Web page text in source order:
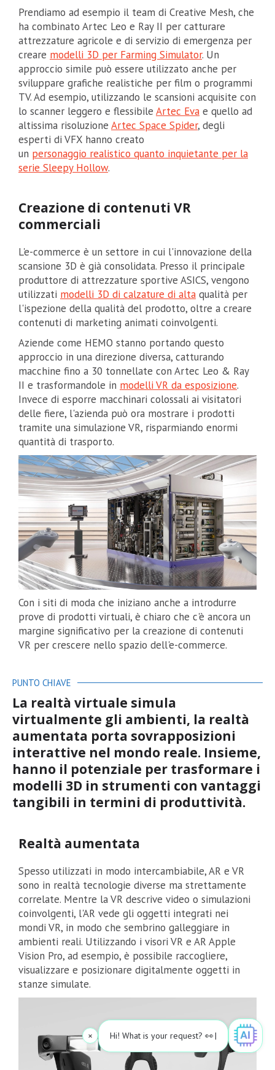
Prendiamo ad esempio il team di Creative Mesh, che
ha combinato Artec Leo e Ray II per catturare
attrezzature agricole e di servizio di emergenza per
creare modelli 3D per Farming Simulator. Un
approccio simile può essere utilizzato anche per
sviluppare grafiche realistiche per film o programmi
TV. Ad esempio, utilizzando le scansioni acquisite con
lo scanner leggero e flessibile Artec Eva e quello ad
altissima risoluzione Artec Space Spider, degli
esperti di VFX hanno creato
un personaggio realistico quanto inquietante per la
serie Sleepy Hollow.
Creazione di contenuti VR
commerciali
L'e-commerce è un settore in cui l'innovazione della
scansione 3D è già consolidata. Presso il principale
produttore di attrezzature sportive ASICS, vengono
utilizzati modelli 3D di calzature di alta qualità per
l'ispezione della qualità del prodotto, oltre a creare
contenuti di marketing animati coinvolgenti.
Aziende come HEMO stanno portando questo
approccio in una direzione diversa, catturando
macchine fino a 30 tonnellate con Artec Leo & Ray
II e trasformandole in modelli VR da esposizione.
Invece di esporre macchinari colossali ai visitatori
delle fiere, l'azienda può ora mostrare i prodotti
tramite una simulazione VR, risparmiando enormi
quantità di trasporto.
Con i siti di moda che iniziano anche a introdurre
prove di prodotti virtuali, è chiaro che c'è ancora un
margine significativo per la creazione di contenuti
VR per crescere nello spazio dell'e-commerce.
PUNTO CHIAVE
La realtà virtuale simula
virtualmente gli ambienti, la realtà
aumentata porta sovrapposizioni
interattive nel mondo reale. Insieme,
hanno il potenziale per trasformare i
modelli 3D in strumenti con vantaggi
tangibili in termini di produttività.
Realtà aumentata
Spesso utilizzati in modo intercambiabile, AR e VR
sono in realtà tecnologie diverse ma strettamente
correlate. Mentre la VR descrive video o simulazioni
coinvolgenti, l'AR vede gli oggetti integrati nei
mondi VR, in modo che sembrino galleggiare in
ambienti reali. Utilizzando i visori VR e AR Apple
Vision Pro, ad esempio, è possibile raccogliere,
visualizzare e posizionare digitalmente oggetti in
stanze simulate.
Hi! What is your request? 👀|
×